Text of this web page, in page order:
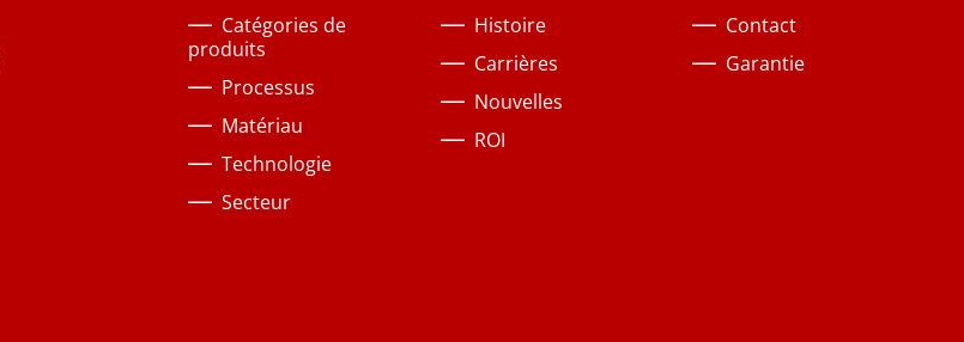
Catégories de
produits
Processus
Matériau
Technologie
Secteur
Histoire
Carrières
Nouvelles
ROI
Contact
Garantie